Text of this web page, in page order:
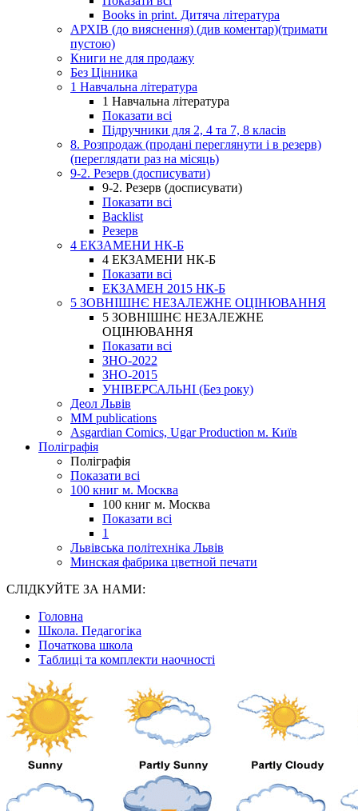
Books in print. Дитяча література
АРХІВ (до вияснення) (див коментар)(тримати
пустою)
Книги не для продажу
Без Цінника
1 Навчальна література
1 Навчальна література
Показати всі
Підручники для 2, 4 та 7, 8 класів
8. Розпродаж (продані переглянути і в резерв)
(переглядати раз на місяць)
9-2. Резерв (досписувати)
9-2. Резерв (досписувати)
Показати всі
Backlist
Резерв
4 ЕКЗАМЕНИ НК-Б
4 ЕКЗАМЕНИ НК-Б
Показати всі
ЕКЗАМЕН 2015 НК-Б
5 ЗОВНІШНЄ НЕЗАЛЕЖНЕ ОЦІНЮВАННЯ
5 ЗОВНІШНЄ НЕЗАЛЕЖНЕ
ОЦІНЮВАННЯ
Показати всі
ЗНО-2022
ЗНО-2015
УНІВЕРСАЛЬНІ (Без року)
Деол Львів
MM publications
Asgardian Comics, Ugar Production м. Київ
Поліграфія
Поліграфія
Показати всі
100 книг м. Москва
100 книг м. Москва
Показати всі
1
Львівська політехніка Львів
Минская фабрика цветной печати
СЛІДКУЙТЕ ЗА НАМИ:
Головна
Школа. Педагогіка
Початкова школа
Таблиці та комплекти наочності